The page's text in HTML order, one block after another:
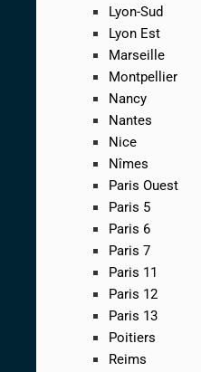
Lyon-Sud
Lyon Est
Marseille
Montpellier
Nancy
Nantes
Nice
Nîmes
Paris Ouest
Paris 5
Paris 6
Paris 7
Paris 11
Paris 12
Paris 13
Poitiers
Reims